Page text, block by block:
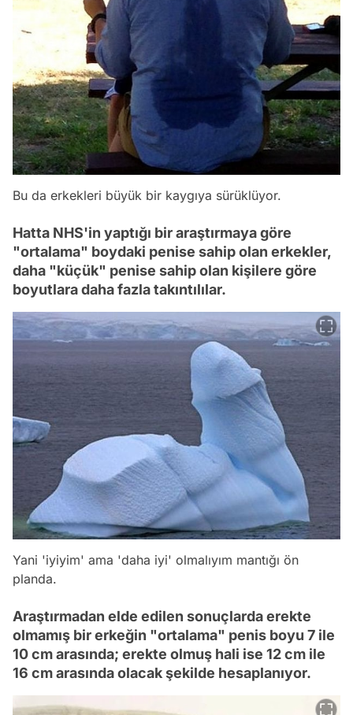
Bu da erkekleri büyük bir kaygıya sürüklüyor.
Hatta NHS'in yaptığı bir araştırmaya göre
"ortalama" boydaki penise sahip olan erkekler,
daha "küçük" penise sahip olan kişilere göre
boyutlara daha fazla takıntılılar.
Yani 'iyiyim' ama 'daha iyi' olmalıyım mantığı ön
planda.
Araştırmadan elde edilen sonuçlarda erekte
olmamış bir erkeğin "ortalama" penis boyu 7 ile
10 cm arasında; erekte olmuş hali ise 12 cm ile
16 cm arasında olacak şekilde hesaplanıyor.